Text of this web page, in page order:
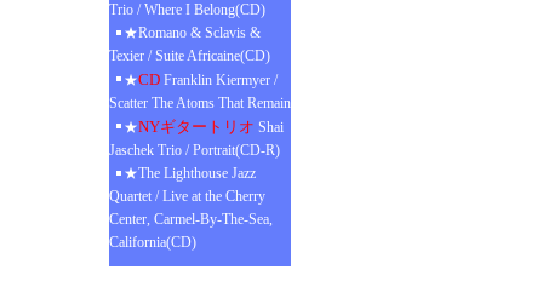
Trio / Where I Belong(CD)
★Romano & Sclavis &
Texier / Suite Africaine(CD)
★CD Franklin Kiermyer /
Scatter The Atoms That Remain
★NYギタートリオ Shai
Jaschek Trio / Portrait(CD-R)
★The Lighthouse Jazz
Quartet / Live at the Cherry
Center, Carmel-By-The-Sea,
California(CD)